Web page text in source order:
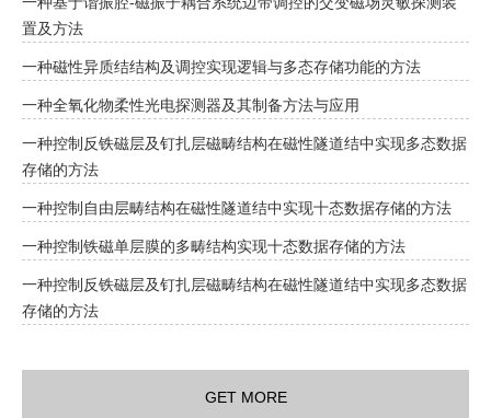
置及方法
一种磁性异质结结构及调控实现逻辑与多态存储功能的方法
一种全氧化物柔性光电探测器及其制备方法与应用
一种控制反铁磁层及钉扎层磁畴结构在磁性隧道结中实现多态数据
存储的方法
一种控制自由层畴结构在磁性隧道结中实现十态数据存储的方法
一种控制铁磁单层膜的多畴结构实现十态数据存储的方法
一种控制反铁磁层及钉扎层磁畴结构在磁性隧道结中实现多态数据
存储的方法
GET MORE